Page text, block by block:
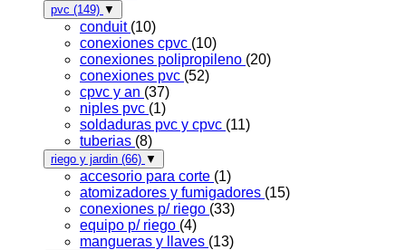
pvc (149) ▼
conduit (10)
conexiones cpvc (10)
conexiones polipropileno (20)
conexiones pvc (52)
cpvc y an (37)
niples pvc (1)
soldaduras pvc y cpvc (11)
tuberias (8)
riego y jardin (66) ▼
accesorio para corte (1)
atomizadores y fumigadores (15)
conexiones p/ riego (33)
equipo p/ riego (4)
mangueras y llaves (13)